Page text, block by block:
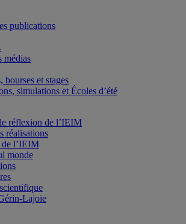
publications
médias
bourses et stages
simulations et Écoles d’été
réflexion de l’IEIM
réalisations
l’IEIM
monde
Lajoie